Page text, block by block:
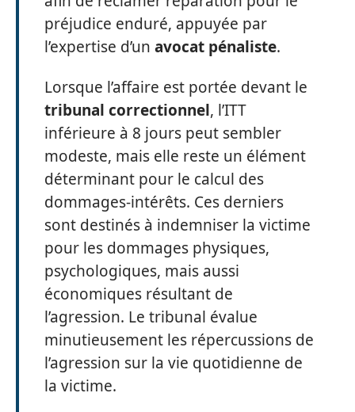
préjudice enduré, appuyée par
l’expertise d’un avocat pénaliste.
Lorsque l’affaire est portée devant le
tribunal correctionnel, l’ITT
inférieure à 8 jours peut sembler
modeste, mais elle reste un élément
déterminant pour le calcul des
dommages-intérêts. Ces derniers
sont destinés à indemniser la victime
pour les dommages physiques,
psychologiques, mais aussi
économiques résultant de
l’agression. Le tribunal évalue
minutieusement les répercussions de
l’agression sur la vie quotidienne de
la victime.